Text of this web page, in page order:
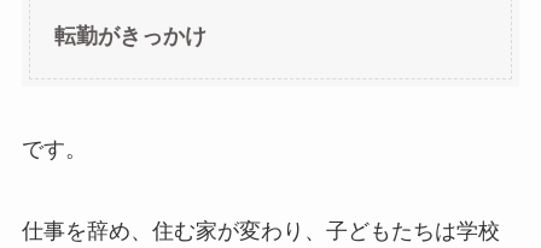
転勤がきっかけ
です。
仕事を辞め、住む家が変わり、子どもたちは学校